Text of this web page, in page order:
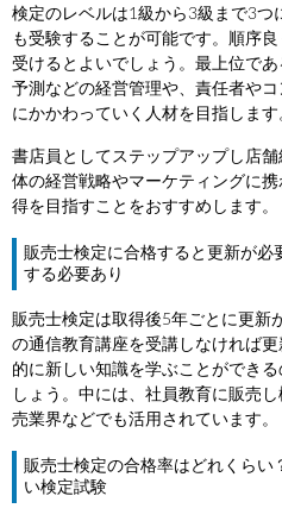
検定のレベルは1級から3級まで3つ
も受験することが可能です。順序
受けるとよいでしょう。最上位で
予測などの経営管理や、責任者や
にかかわっていく人材を目指します
書店員としてステップアップし店
体の経営戦略やマーケティングに
得を目指すことをおすすめします。
販売士検定に合格すると更新が必
する必要あり
販売士検定は取得後5年ごとに更新
の通信教育講座を受講しなければ
的に新しい知識を学ぶことができ
しょう。中には、社員教育に販売
売業界などでも活用されています。
販売士検定の合格率はどれくらい
い検定試験